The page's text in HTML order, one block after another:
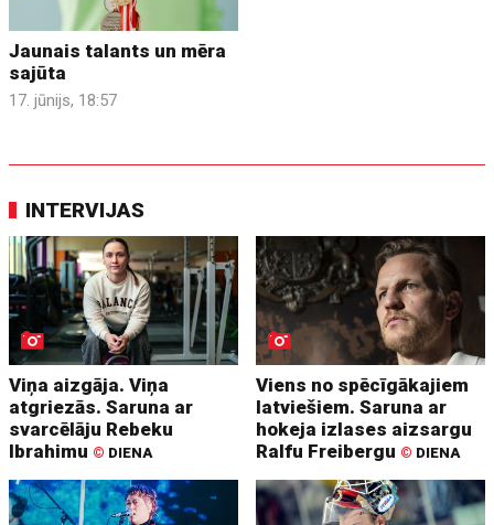
Jaunais talants un mēra
sajūta
17. jūnijs, 18:57
INTERVIJAS
Viņa aizgāja. Viņa
atgriezās. Saruna ar
svarcēlāju Rebeku
Ibrahimu © DIENA
Viens no spēcīgākajiem
latviešiem. Saruna ar
hokeja izlases aizsargu
Ralfu Freibergu © DIENA